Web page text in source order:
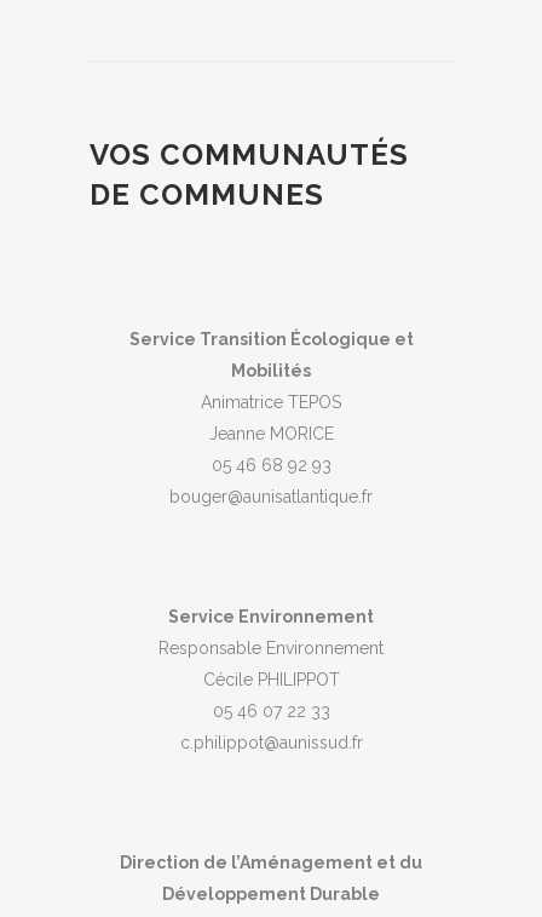
VOS COMMUNAUTÉS
DE COMMUNES
Service Transition Écologique et
Mobilités
Animatrice TEPOS
Jeanne MORICE
05 46 68 92 93
bouger@aunisatlantique.fr
Service Environnement
Responsable Environnement
Cécile PHILIPPOT
05 46 07 22 33
c.philippot@aunissud.fr
Direction de l’Aménagement et du
Développement Durable